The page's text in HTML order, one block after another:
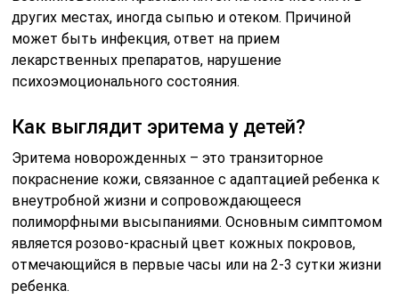
других местах, иногда сыпью и отеком. Причиной
может быть инфекция, ответ на прием
лекарственных препаратов, нарушение
психоэмоционального состояния.
Как выглядит эритема у детей?
Эритема новорожденных – это транзиторное
покраснение кожи, связанное с адаптацией ребенка к
внеутробной жизни и сопровождающееся
полиморфными высыпаниями. Основным симптомом
является розово-красный цвет кожных покровов,
отмечающийся в первые часы или на 2-3 сутки жизни
ребенка.